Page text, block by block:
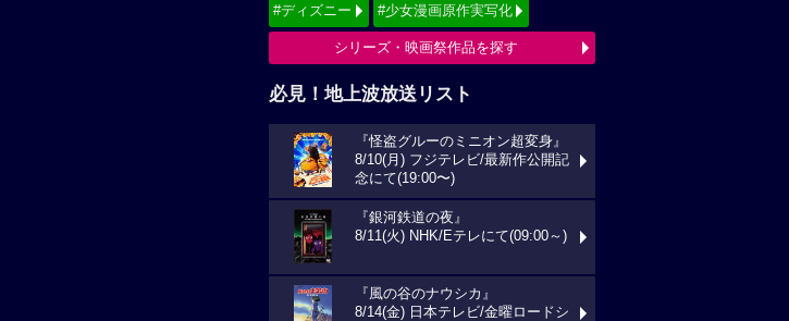
#ディズニー #少女漫画原作実写化
シリーズ・映画祭作品を探す
必見！地上波放送リスト
『怪盗グルーのミニオン超変身』
8/10(月) フジテレビ/最新作公開記
念にて(19:00〜)
『銀河鉄道の夜』
8/11(火) NHK/Eテレにて(09:00～)
『風の谷のナウシカ』
8/14(金) 日本テレビ/金曜ロードシ